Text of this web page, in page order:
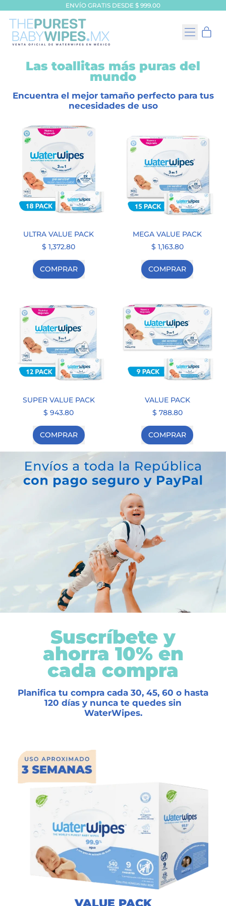
ENVÍO GRATIS DESDE $ 999.00
MENÚ
Las toallitas más puras del
mundo
Encuentra el mejor tamaño perfecto para tus
necesidades de uso
ULTRA VALUE PACK
$ 1,372.80
PRECIO HABITUAL
COMPRAR
PACK
MEGA VALUE PACK
$ 1,163.80
PRECIO HABITUAL
COMPRAR
PACK
SUPER VALUE PACK
$ 943.80
PRECIO HABITUAL
COMPRAR
VALUE
PACK
VALUE PACK
$ 788.80
PRECIO HABITUAL
COMPRAR
PACK
Suscríbete y
ahorra 10% en
cada compra
Planifica tu compra cada 30, 45, 60 o hasta
120 días y nunca te quedes sin
WaterWipes.
VALUE PACK